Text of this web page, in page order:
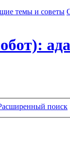
темы и советы
поиск